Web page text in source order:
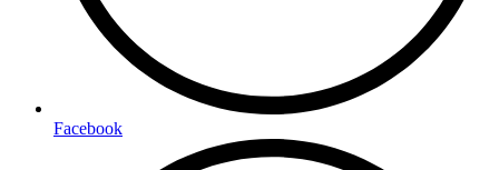
Facebook